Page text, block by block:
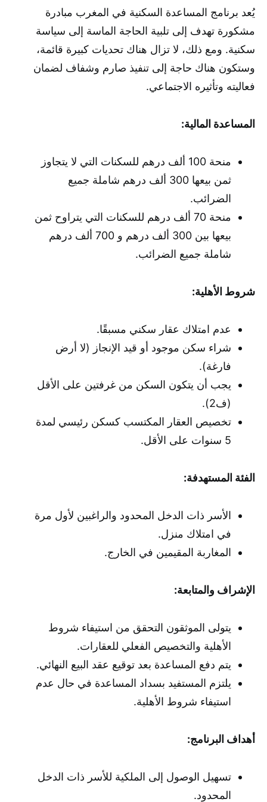
يُعد برنامج المساعدة السكنية في المغرب مبادرة
مشكورة تهدف إلى تلبية الحاجة الماسة إلى سياسة
سكنية. ومع ذلك، لا تزال هناك تحديات كبيرة قائمة،
وستكون هناك حاجة إلى تنفيذ صارم وشفاف لضمان
فعاليته وتأثيره الاجتماعي.
المساعدة المالية:
منحة 100 ألف درهم للسكنات التي لا يتجاوز
ثمن بيعها 300 ألف درهم شاملة جميع
الضرائب.
منحة 70 ألف درهم للسكنات التي يتراوح ثمن
بيعها بين 300 ألف درهم و 700 ألف درهم
شاملة جميع الضرائب.
شروط الأهلية:
عدم امتلاك عقار سكني مسبقًا.
شراء سكن موجود أو قيد الإنجاز (لا أرض
فارغة).
يجب أن يتكون السكن من غرفتين على الأقل
(ف2).
تخصيص العقار المكتسب كسكن رئيسي لمدة
5 سنوات على الأقل.
الفئة المستهدفة:
الأسر ذات الدخل المحدود والراغبين لأول مرة
في امتلاك منزل.
المغاربة المقيمين في الخارج.
الإشراف والمتابعة:
يتولى الموثقون التحقق من استيفاء شروط
الأهلية والتخصيص الفعلي للعقارات.
يتم دفع المساعدة بعد توقيع عقد البيع النهائي.
يلتزم المستفيد بسداد المساعدة في حال عدم
استيفاء شروط الأهلية.
أهداف البرنامج:
تسهيل الوصول إلى الملكية للأسر ذات الدخل
المحدود.